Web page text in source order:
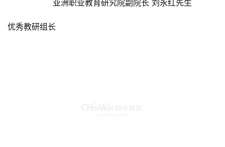
亚洲职业教育研究院副院长 刘永红先生
优秀教研组长